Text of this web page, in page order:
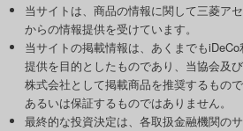
当サイトは、商品の情報に関して三菱ア
からの情報提供を受けています。
当サイトの掲載情報は、あくまでも
提供を目的としたものであり、当協会及
株式会社として掲載商品を推奨するもの
あるいは保証するものではありません。
最終的な投資決定は、各取扱金融機関の